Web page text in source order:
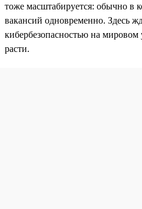
тоже масштабируется: обычно в
вакансий одновременно. Здесь
кибербезопасностью на мировом
расти.